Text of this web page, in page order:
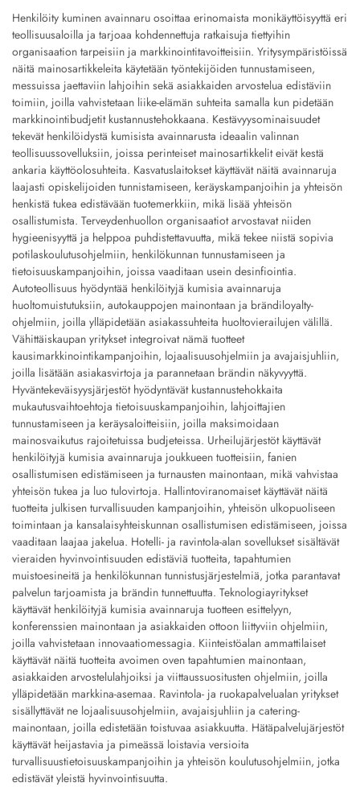
Henkilöity kuminen avainnaru osoittaa erinomaista monikäyttöisyyttä eri
teollisuusaloilla ja tarjoaa kohdennettuja ratkaisuja tiettyihin
organisaation tarpeisiin ja markkinointitavoitteisiin. Yritysympäristöissä
näitä mainosartikkeleita käytetään työntekijöiden tunnustamiseen,
messuissa jaettaviin lahjoihin sekä asiakkaiden arvostelua edistäviin
toimiin, joilla vahvistetaan liike-elämän suhteita samalla kun pidetään
markkinointibudjetit kustannustehokkaana. Kestävyysominaisuudet
tekevät henkilöidystä kumisista avainnarusta ideaalin valinnan
teollisuussovelluksiin, joissa perinteiset mainosartikkelit eivät kestä
ankaria käyttöolosuhteita. Kasvatuslaitokset käyttävät näitä avainnaruja
laajasti opiskelijoiden tunnistamiseen, keräyskampanjoihin ja yhteisön
henkistä tukea edistävään tuotemerkkiin, mikä lisää yhteisön
osallistumista. Terveydenhuollon organisaatiot arvostavat niiden
hygieenisyyttä ja helppoa puhdistettavuutta, mikä tekee niistä sopivia
potilaskoulutusohjelmiin, henkilökunnan tunnustamiseen ja
tietoisuuskampanjoihin, joissa vaaditaan usein desinfiointia.
Autoteollisuus hyödyntää henkilöityjä kumisia avainnaruja
huoltomuistutuksiin, autokauppojen mainontaan ja brändiloyalty-
ohjelmiin, joilla ylläpidetään asiakassuhteita huoltovierailujen välillä.
Vähittäiskaupan yritykset integroivat nämä tuotteet
kausimarkkinointikampanjoihin, lojaalisuusohjelmiin ja avajaisjuhliin,
joilla lisätään asiakasvirtoja ja parannetaan brändin näkyvyyttä.
Hyväntekeväisyysjärjestöt hyödyntävät kustannustehokkaita
mukautusvaihtoehtoja tietoisuuskampanjoihin, lahjoittajien
tunnustamiseen ja keräysaloitteisiin, joilla maksimoidaan
mainosvaikutus rajoitetuissa budjeteissa. Urheilujärjestöt käyttävät
henkilöityjä kumisia avainnaruja joukkueen tuotteisiin, fanien
osallistumisen edistämiseen ja turnausten mainontaan, mikä vahvistaa
yhteisön tukea ja luo tulovirtoja. Hallintoviranomaiset käyttävät näitä
tuotteita julkisen turvallisuuden kampanjoihin, yhteisön ulkopuoliseen
toimintaan ja kansalaisyhteiskunnan osallistumisen edistämiseen, joissa
vaaditaan laajaa jakelua. Hotelli- ja ravintola-alan sovellukset sisältävät
vieraiden hyvinvointisuuden edistäviä tuotteita, tapahtumien
muistoesineitä ja henkilökunnan tunnistusjärjestelmiä, jotka parantavat
palvelun tarjoamista ja brändin tunnettuutta. Teknologiayritykset
käyttävät henkilöityjä kumisia avainnaruja tuotteen esittelyyn,
konferenssien mainontaan ja asiakkaiden ottoon liittyviin ohjelmiin,
joilla vahvistetaan innovaatiomessagia. Kiinteistöalan ammattilaiset
käyttävät näitä tuotteita avoimen oven tapahtumien mainontaan,
asiakkaiden arvostelulahjoiksi ja viittaussuositusten ohjelmiin, joilla
ylläpidetään markkina-asemaa. Ravintola- ja ruokapalvelualan yritykset
sisällyttävät ne lojaalisuusohjelmiin, avajaisjuhliin ja catering-
mainontaan, joilla edistetään toistuvaa asiakkuutta. Hätäpalvelujärjestöt
käyttävät heijastavia ja pimeässä loistavia versioita
turvallisuustietoisuuskampanjoihin ja yhteisön koulutusohjelmiin, jotka
edistävät yleistä hyvinvointisuutta.